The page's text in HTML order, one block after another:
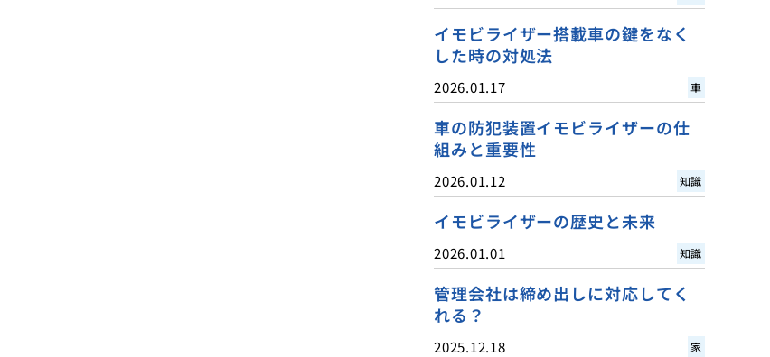
イモビライザー搭載車の鍵をなく
した時の対処法
2026.01.17 車
車の防犯装置イモビライザーの仕
組みと重要性
2026.01.12 知識
イモビライザーの歴史と未来
2026.01.01 知識
管理会社は締め出しに対応してく
れる？
2025.12.18 家